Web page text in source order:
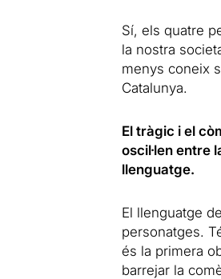
Sí, els quatre
la nostra
menys coneix
Catalunya.
El tràgic i el
oscil·len entre
llenguatge.
El llenguatge
personatges.
és la primera
barrejar la